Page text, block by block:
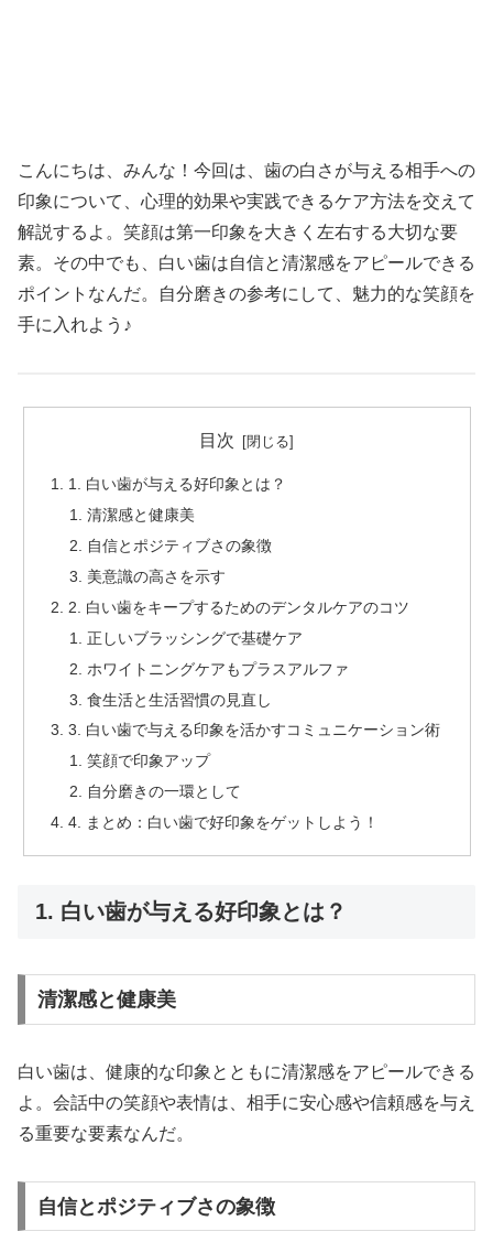
こんにちは、みんな！今回は、歯の白さが与える相手への
印象について、心理的効果や実践できるケア方法を交えて
解説するよ。笑顔は第一印象を大きく左右する大切な要
素。その中でも、白い歯は自信と清潔感をアピールできる
ポイントなんだ。自分磨きの参考にして、魅力的な笑顔を
手に入れよう♪
目次
1. 白い歯が与える好印象とは？
清潔感と健康美
自信とポジティブさの象徴
美意識の高さを示す
2. 白い歯をキープするためのデンタルケアのコツ
正しいブラッシングで基礎ケア
ホワイトニングケアもプラスアルファ
食生活と生活習慣の見直し
3. 白い歯で与える印象を活かすコミュニケーション術
笑顔で印象アップ
自分磨きの一環として
4. まとめ：白い歯で好印象をゲットしよう！
1. 白い歯が与える好印象とは？
清潔感と健康美
白い歯は、健康的な印象とともに清潔感をアピールできる
よ。会話中の笑顔や表情は、相手に安心感や信頼感を与え
る重要な要素なんだ。
自信とポジティブさの象徴